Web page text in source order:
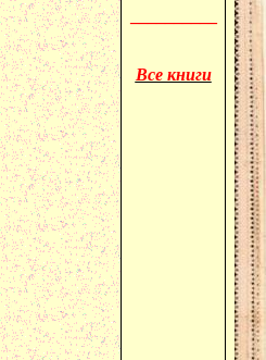
Все книги